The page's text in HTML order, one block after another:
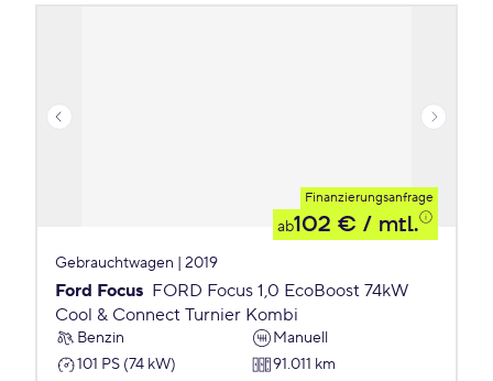
Finanzierungsanfrage
ab102 € / mtl.
Gebrauchtwagen | 2019
Ford Focus FORD Focus 1,0 EcoBoost 74kW
Cool & Connect Turnier Kombi
Benzin
Manuell
101 PS (74 kW)
91.011 km